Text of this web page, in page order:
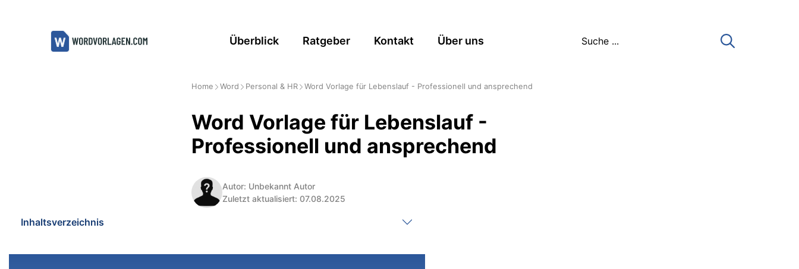
Überblick Ratgeber Kontakt Über uns
Home Word Personal & HR Word Vorlage für Lebenslauf - Professionell und ansprechend
Word Vorlage für Lebenslauf -
Professionell und ansprechend
Autor: Unbekannt Autor
Zuletzt aktualisiert: 07.08.2025
Inhaltsverzeichnis